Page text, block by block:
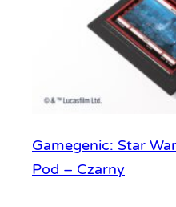
Gamegenic: Star
Pod – Czarny